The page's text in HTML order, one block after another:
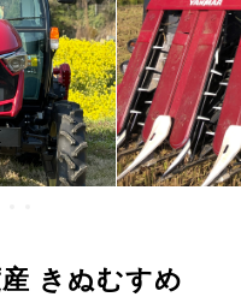
産 きぬむすめ